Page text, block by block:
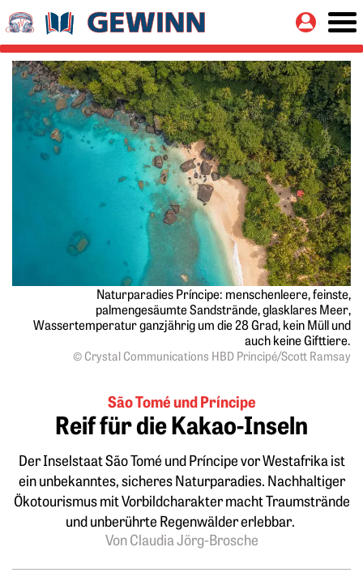
Springe zu:
Hauptinhalt
Naturparadies Príncipe: menschenleere, feinste,
palmengesäumte Sandstrände, glasklares Meer,
Wassertemperatur ganzjährig um die 28 Grad, kein Müll und
auch keine Gifttiere.
© Crystal Communications HBD Principé/Scott Ramsay
São Tomé und Príncipe
Reif für die Kakao-Inseln
Der Inselstaat São Tomé und Príncipe vor Westafrika ist
ein unbekanntes, sicheres Naturparadies. Nachhaltiger
Ökotourismus mit Vorbildcharakter macht Traumstrände
und unberührte Regenwälder erlebbar.
Von Claudia Jörg-Brosche